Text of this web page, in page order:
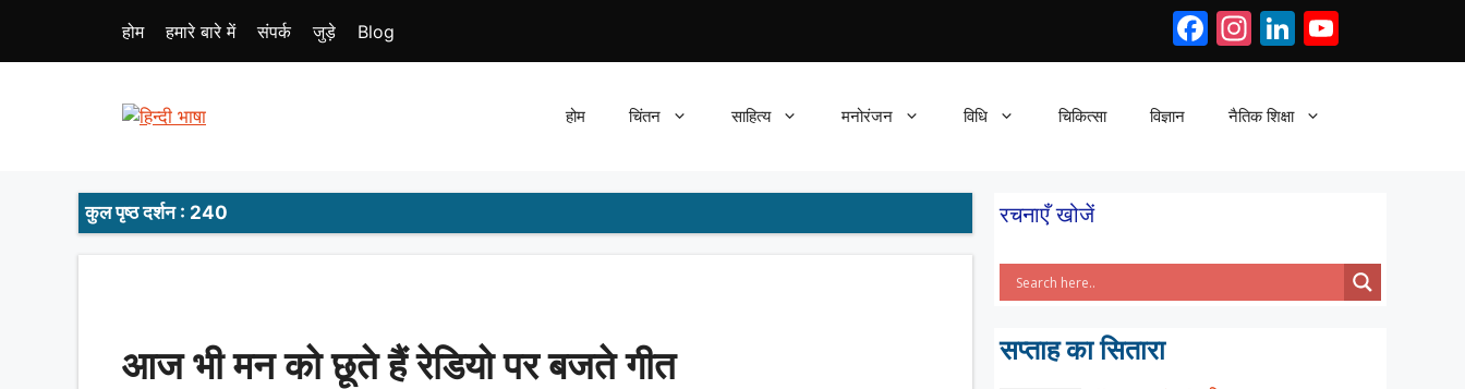
content
Facebook
Instagram
LinkedIn
होम हमारे बारे में संपर्क जुड़े Blog
होम चिंतन साहित्य मनोरंजन विधि चिकित्सा विज्ञान नैतिक शिक्षा
कुल पृष्ठ दर्शन : 240
आज भी मन को छूते हैं रेडियो पर बजते गीत
रचनाएँ खोजें
सप्ताह का सितारा